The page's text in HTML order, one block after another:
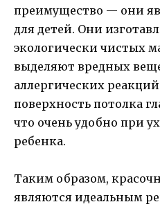
преимущество — они
для детей. Они
экологически чистых
выделяют вредных
аллергических
поверхность потолка
что очень удобно при
ребенка.
Таким образом,
являются идеальным